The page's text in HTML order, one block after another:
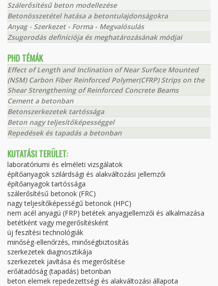
Szálerősítésű beton modellezése
Betonösszetétel hatása a betontulajdonságokra
Anyag - Szerkezet - Forma - Megvalósulás
Zsugorodás definíciója és meghatározásának módjai
PHD TÉMÁK
Effect of Length and Inclination of Near Surface Mounted
(NSM) Carbon Fiber Reinforced Polymer(CFRP) Strips on the
Shear Strengthening of Reinforced Concrete Beams
Cement a betonban
Betonszerkezetek tartóssága
Beton nagy teljesítőképességgel
Repedések és tapadás a betonban
KUTATÁSI TERÜLET:
laboratóriumi és elméleti vizsgálatok
építőanyagok szilárdsági és alakváltozási jellemzői
építőanyagok tartóssága
szálerősítésű betonok (FRC)
nagy teljesítőképességű betonok (HPC)
nem acél anyagú (FRP) betétek anyagjellemzői és alkalmazása
betétként vagy megerősítésként
új feszítési technológiák
minőség-ellenőrzés, minőségbiztosítás
szerkezetek diagnosztikája
szerkezetek javítása és megerősítése
erőátadóság (tapadás) betonban
beton elemek repedezettségi és alakváltozási állapota